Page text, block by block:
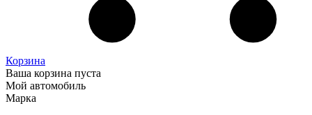
Корзина
Ваша корзина пуста
Мой автомобиль
Марка